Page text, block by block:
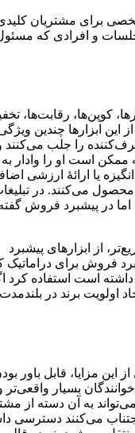
برای مشتریان
و افرادی که
کوپن‌ها، رقابت‌ها،
این ابزارها چندین
را جلب می‌کنند
ممکن است او را وادار
یا ارائۀ ارزشی
می‌کنند. در
در پیشبرد فروش
از ابزارهای پیشبرد
فروش برای دراماتیک
است استفاده کرد
اولویت برند در بلندمدت
این مزایا، قابل باور
بسیار واقعی‌تر
به آن دسته از
می‌کنند دسترسی